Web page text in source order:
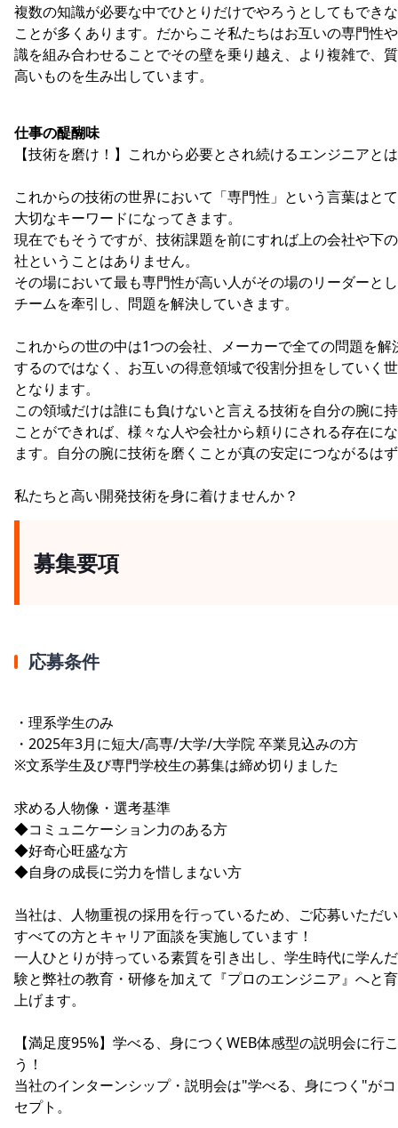
複数の知識が必要な中でひとりだけでやろうとしてもでき
ことが多くあります。だからこそ私たちはお互いの専門性
識を組み合わせることでその壁を乗り越え、より複雑で、
高いものを生み出しています。
仕事の醍醐味
【技術を磨け！】これから必要とされ続けるエンジニアと
これからの技術の世界において「専門性」という言葉はと
大切なキーワードになってきます。
現在でもそうですが、技術課題を前にすれば上の会社や下
社ということはありません。
その場において最も専門性が高い人がその場のリーダーと
チームを牽引し、問題を解決していきます。
これからの世の中は1つの会社、メーカーで全ての問題を解
するのではなく、お互いの得意領域で役割分担をしていく
となります。
この領域だけは誰にも負けないと言える技術を自分の腕に
ことができれば、様々な人や会社から頼りにされる存在に
ます。自分の腕に技術を磨くことが真の安定につながるは
私たちと高い開発技術を身に着けませんか？
募集要項
応募条件
・理系学生のみ
・2025年3月に短大/高専/大学/大学院 卒業見込みの方
※文系学生及び専門学校生の募集は締め切りました
求める人物像・選考基準
◆コミュニケーション力のある方
◆好奇心旺盛な方
◆自身の成長に労力を惜しまない方
当社は、人物重視の採用を行っているため、ご応募いただ
すべての方とキャリア面談を実施しています！
一人ひとりが持っている素質を引き出し、学生時代に学ん
験と弊社の教育・研修を加えて『プロのエンジニア』へと
上げます。
【満足度95%】学べる、身につくWEB体感型の説明会に行こ
う！
当社のインターンシップ・説明会は"学べる、身につく"が
セプト。